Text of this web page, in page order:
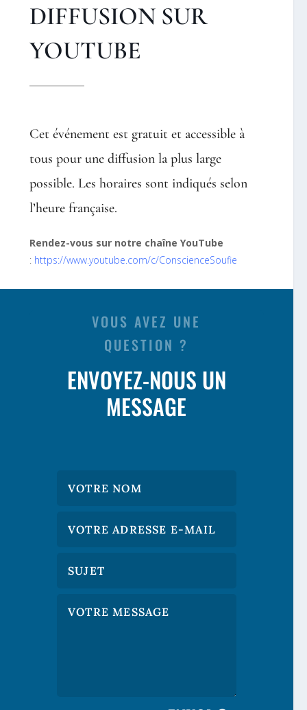
DIFFUSION SUR
YOUTUBE
Cet événement est gratuit et accessible à
tous pour une diffusion la plus large
possible. Les horaires sont indiqués selon
l’heure française.
Rendez-vous sur notre chaîne YouTube
: https://www.youtube.com/c/ConscienceSoufie
VOUS AVEZ UNE
QUESTION ?
ENVOYEZ-NOUS UN
MESSAGE